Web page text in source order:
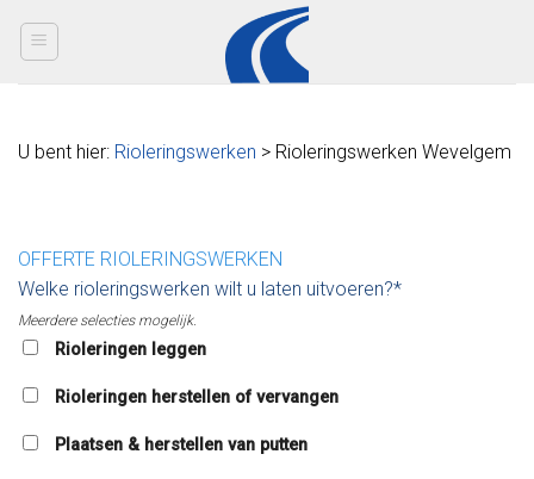
U bent hier: Rioleringswerken > Rioleringswerken Wevelgem
OFFERTE RIOLERINGSWERKEN
Welke rioleringswerken wilt u laten uitvoeren?*
Meerdere selecties mogelijk.
Rioleringen leggen
Rioleringen herstellen of vervangen
Plaatsen & herstellen van putten